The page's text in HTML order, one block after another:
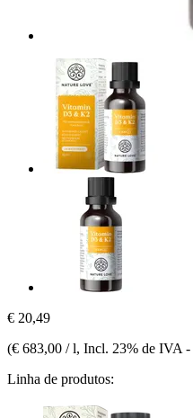
€ 20,49
(€ 683,00 / l, Incl. 23% de IVA -
Linha de produtos: